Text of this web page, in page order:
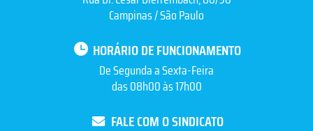
Campinas / São Paulo
HORÁRIO DE FUNCIONAMENTO
De Segunda a Sexta-Feira
das 08h00 às 17h00
FALE COM O SINDICATO